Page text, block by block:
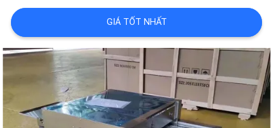
LIÊN
HỆ
CHÚNG
TÔI
GIÁ TỐT NHẤT